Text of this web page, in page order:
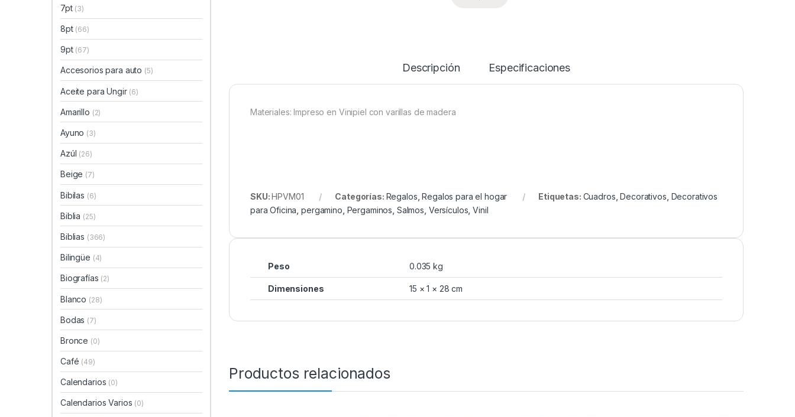
Descripción Especificaciones
Materiales: Impreso en Vinipiel con varillas de madera
SKU:HPVM01 Categorías: Regalos ,Regalos para el hogar Etiquetas: Cuadros ,Decorativos Decorativos
para Oficina ,pergamino Pergaminos Salmos Versículos ,Vinil
Peso 0.035 kg
Dimensiones 15 × 1 × 28 cm
Productos relacionados
7pt (3)
8pt (66)
9pt (67)
Accesorios para auto (5)
Aceite para Ungir (6)
Amarillo (2)
Ayuno (3)
Azúl (26)
Beige (7)
Bibilas (6)
Biblia (25)
Biblias (366)
Bilingüe (4)
Biografías (2)
Blanco (28)
Bodas (7)
Bronce (0)
Café (49)
Calendarios (0)
Calendarios Varios (0)